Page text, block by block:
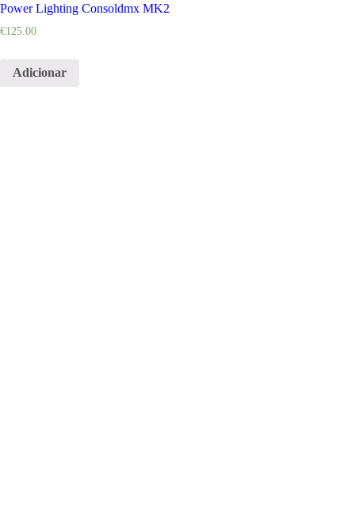
Power Lighting Consoldmx MK2
€125.00
Adicionar